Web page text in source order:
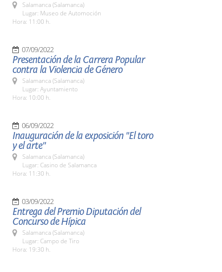
Salamanca (Salamanca)
Lugar: Museo de Automoción
Hora: 11:00 h.
07/09/2022
Presentación de la Carrera Popular
contra la Violencia de Género
Salamanca (Salamanca)
Lugar: Ayuntamiento
Hora: 10:00 h.
06/09/2022
Inauguración de la exposición "El toro
y el arte"
Salamanca (Salamanca)
Lugar: Casino de Salamanca
Hora: 11:30 h.
03/09/2022
Entrega del Premio Diputación del
Concurso de Hípica
Salamanca (Salamanca)
Lugar: Campo de Tiro
Hora: 19:30 h.